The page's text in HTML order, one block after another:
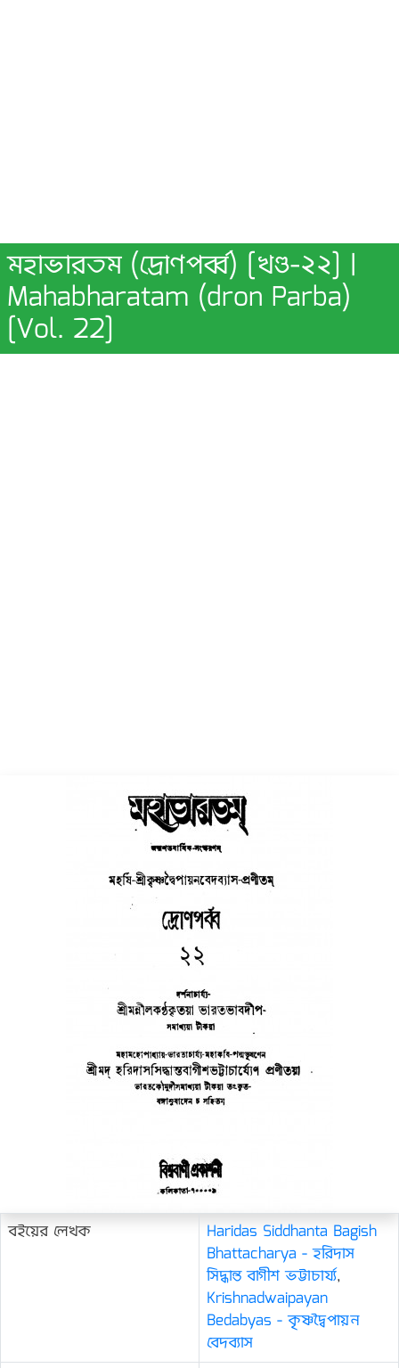
মহাভারতম (দ্রোণপর্ব্ব) [খণ্ড-২২] |
Mahabharatam (dron Parba)
[Vol. 22]
বইয়ের লেখক
Haridas Siddhanta Bagish
Bhattacharya - হরিদাস
সিদ্ধান্ত বাগীশ ভট্টাচার্য্য,
Krishnadwaipayan
Bedabyas - কৃষ্ণদ্বৈপায়ন
বেদব্যাস